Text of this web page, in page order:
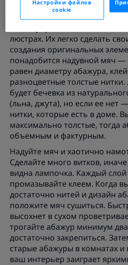
Украсьте комнаты и кухню
люстрах. Их легко сделать
создания оригинальных
понадобится надувной мяч —
равен диаметру абажура,
разноцветные толстые
будет бечевка из
(льна, джута), но если ее нет
нитки, которые есть в доме.
максимально толстые, тогда
объемным и фактурным.
Надуйте мяч и хаотично
Сделайте много витков,
видна лампочка. Каждый
промазывайте клеем. Когда
достаточно нитей и дизайн
положите мяч сушиться.
высохнет в сухом
трогайте абажур минимум
достаточно закрепиться.
старые абажуры в комнатах и
ваш интерьер заиграет
Настройки файлов
cookie